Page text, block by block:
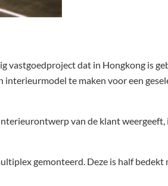
vastgoedproject dat in Hongkong is
te maken voor een
van de klant weergeeft,
gemonteerd. Deze is half bedekt